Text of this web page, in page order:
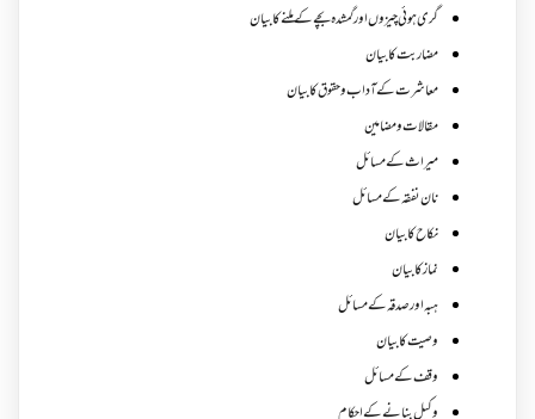
گری ہوئی چیزوں اورگمشدہ بچے کے ملنے کا بیان
مضاربت کا بیان
معاشرت کے آداب و حقوق کا بیان
مقالات ومضامین
میراث کے مسائل
نان نفقہ کے مسائل
نکاح کا بیان
نماز کا بیان
ہبہ اور صدقہ کے مسائل
وصیت کا بیان
وقف کے مسائل